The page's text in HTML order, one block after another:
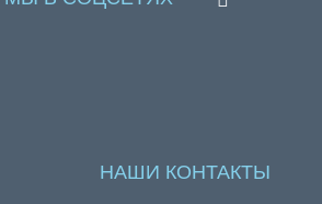
НАШИ КОНТАКТЫ